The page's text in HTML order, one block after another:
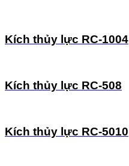
Kích thủy lực RC-1004
Kích thủy lực RC-508
Kích thủy lực RC-5010